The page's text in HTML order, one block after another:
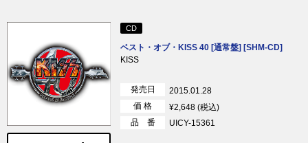
CD
ベスト・オブ・KISS 40 [通常盤] [SHM-CD]
KISS
発売日
2015.01.28
価 格
¥2,648 (税込)
品 番
UICY-15361